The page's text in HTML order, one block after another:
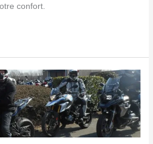
confort.